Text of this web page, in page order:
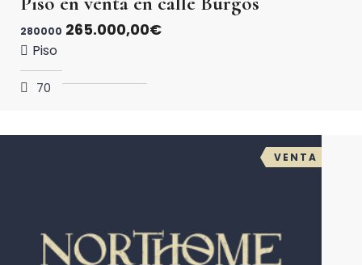
280000 265.000,00€
Piso
70
VENTA